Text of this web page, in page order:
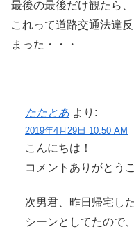
最後の最後だけ観たら、
これって道路交通法違
まった・・・
たたとあ より:
2019年4月29日 10:50 AM
こんにちは！
コメントありがとう
次男君、昨日帰宅し
シーンとしてたので